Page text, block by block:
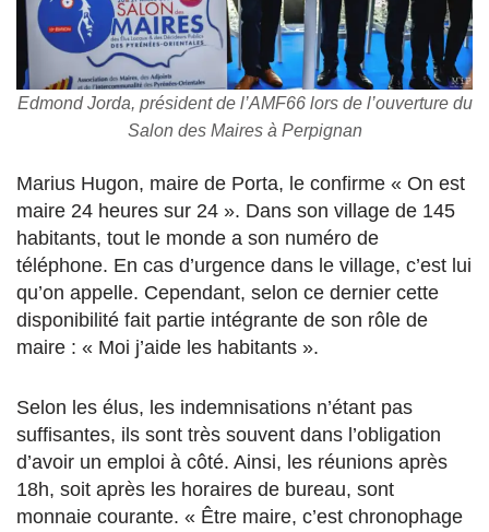
Edmond Jorda, président de l’AMF66 lors de l’ouverture du
Salon des Maires à Perpignan
Marius Hugon, maire de Porta, le confirme « On est
maire 24 heures sur 24 ». Dans son village de 145
habitants, tout le monde a son numéro de
téléphone. En cas d’urgence dans le village, c’est lui
qu’on appelle. Cependant, selon ce dernier cette
disponibilité fait partie intégrante de son rôle de
maire : « Moi j’aide les habitants ».
Selon les élus, les indemnisations n’étant pas
suffisantes, ils sont très souvent dans l’obligation
d’avoir un emploi à côté. Ainsi, les réunions après
18h, soit après les horaires de bureau, sont
monnaie courante. « Être maire, c’est chronophage